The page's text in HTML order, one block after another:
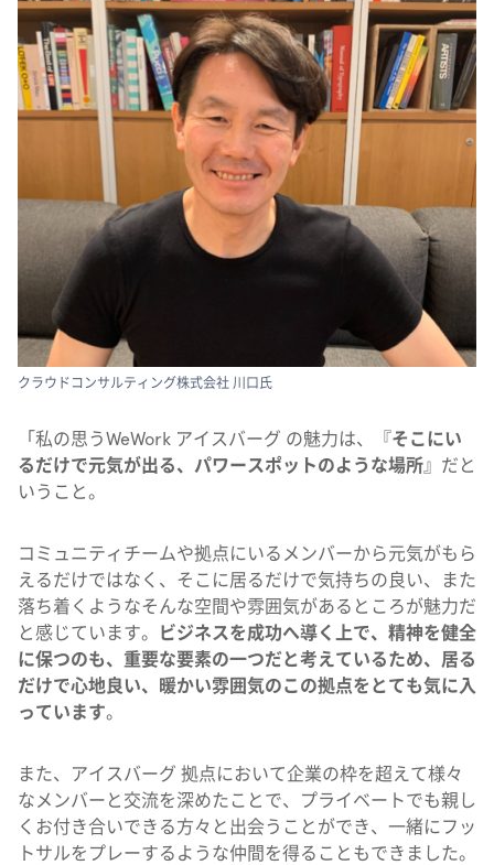
クラウドコンサルティング株式会社 川口氏
「私の思うWeWork アイスバーグ の魅力は、『そこにい
るだけで元気が出る、パワースポットのような場所』だと
いうこと。
コミュニティチームや拠点にいるメンバーから元気がもら
えるだけではなく、そこに居るだけで気持ちの良い、また
落ち着くようなそんな空間や雰囲気があるところが魅力だ
と感じています。
ビジネスを成功へ導く上で、精神を健全
に保つのも、重要な要素の一つだと考えているため、 居る
だけで心地良い、暖かい雰囲気のこの拠点をとても気に入
っています。
また、アイスバーグ 拠点において企業の枠を超えて様々
なメンバーと交流を深めたことで、プライベートでも親し
くお付き合いできる方々と出会うことができ、一緒にフッ
トサルをプレーするような仲間を得ることもできました。